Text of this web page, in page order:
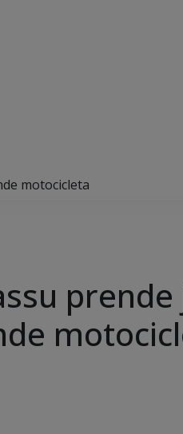
motocicleta